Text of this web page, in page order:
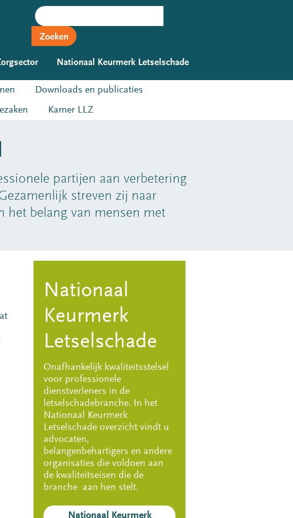
Zoeken
Nationaal Keurmerk Letselschade
Downloads en publicaties
Kamer LLZ
partijen aan verbetering
streven zij naar
het belang van mensen met
Nationaal
Keurmerk
Letselschade
Onafhankelijk kwaliteitsstelsel
voor professionele
dienstverleners in de
letselschadebranche. In het
Nationaal Keurmerk
Letselschade overzicht vindt u
advocaten,
belangenbehartigers en andere
organisaties die voldoen aan
de kwaliteitseisen die de
branche aan hen stelt.
Nationaal Keurmerk